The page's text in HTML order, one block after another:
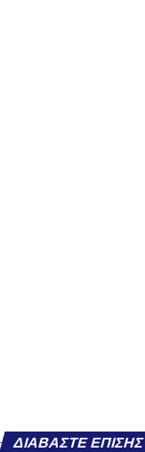
ΔΙΑΒΆΣΤΕ ΕΠΊΣΗΣ